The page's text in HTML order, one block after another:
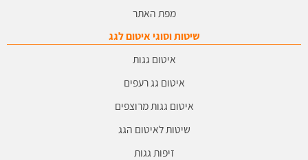
מפת האתר
שיטות וסוגי איטום לגג
איטום גגות
איטום גג רעפים
איטום גגות מרוצפים
שיטות לאיטום הגג
זיפות גגות